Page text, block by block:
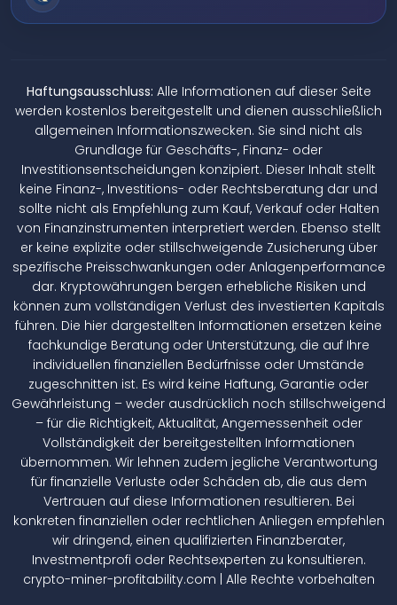
Haftungsausschluss: Alle Informationen auf dieser Seite
werden kostenlos bereitgestellt und dienen ausschließlich
allgemeinen Informationszwecken. Sie sind nicht als
Grundlage für Geschäfts-, Finanz- oder
Investitionsentscheidungen konzipiert. Dieser Inhalt stellt
keine Finanz-, Investitions- oder Rechtsberatung dar und
sollte nicht als Empfehlung zum Kauf, Verkauf oder Halten
von Finanzinstrumenten interpretiert werden. Ebenso stellt
er keine explizite oder stillschweigende Zusicherung über
spezifische Preisschwankungen oder Anlagenperformance
dar. Kryptowährungen bergen erhebliche Risiken und
können zum vollständigen Verlust des investierten Kapitals
führen. Die hier dargestellten Informationen ersetzen keine
fachkundige Beratung oder Unterstützung, die auf Ihre
individuellen finanziellen Bedürfnisse oder Umstände
zugeschnitten ist. Es wird keine Haftung, Garantie oder
Gewährleistung – weder ausdrücklich noch stillschweigend
– für die Richtigkeit, Aktualität, Angemessenheit oder
Vollständigkeit der bereitgestellten Informationen
übernommen. Wir lehnen zudem jegliche Verantwortung
für finanzielle Verluste oder Schäden ab, die aus dem
Vertrauen auf diese Informationen resultieren. Bei
konkreten finanziellen oder rechtlichen Anliegen empfehlen
wir dringend, einen qualifizierten Finanzberater,
Investmentprofi oder Rechtsexperten zu konsultieren.
crypto-miner-profitability.com | Alle Rechte vorbehalten